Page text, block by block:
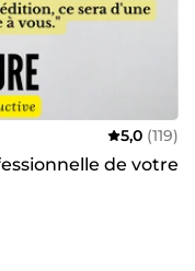
5,0 (119)
de votre